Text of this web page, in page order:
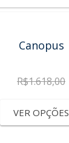
Canopus
R$1.618,00
VER OPÇÕES